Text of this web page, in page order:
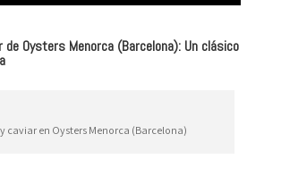
de Oysters Menorca (Barcelona): Un clásico
y caviar en Oysters Menorca (Barcelona)